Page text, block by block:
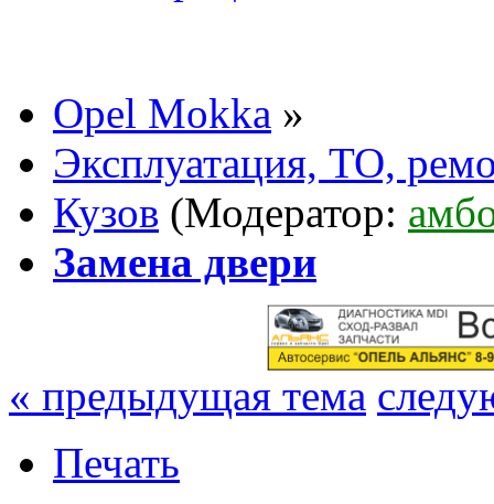
Opel Mokka »
Эксплуатация, ТО,
Кузов (Модератор:
Замена двери
« предыдущая тема
Печать